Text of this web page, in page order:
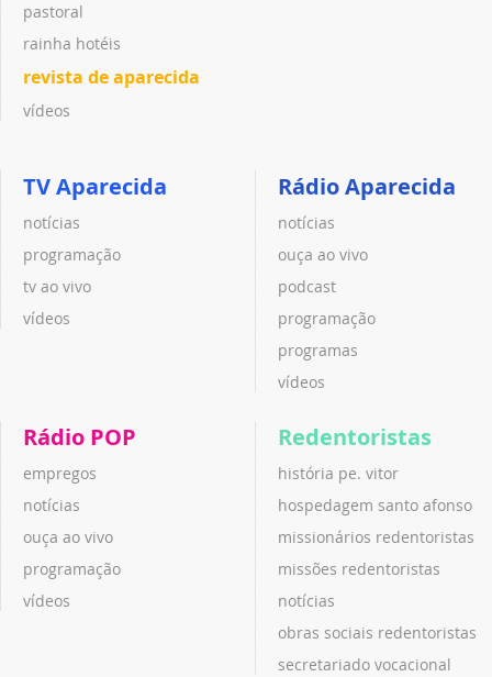
pastoral
rainha hotéis
revista de aparecida
vídeos
TV Aparecida
notícias
programação
tv ao vivo
vídeos
Rádio Aparecida
notícias
ouça ao vivo
podcast
programação
programas
vídeos
Rádio POP
empregos
notícias
ouça ao vivo
programação
vídeos
Redentoristas
história pe. vitor
hospedagem santo afonso
missionários redentoristas
missões redentoristas
notícias
obras sociais redentoristas
secretariado vocacional